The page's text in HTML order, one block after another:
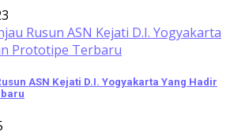
ASN Kejati D.I. Yogyakarta Yang Hadir